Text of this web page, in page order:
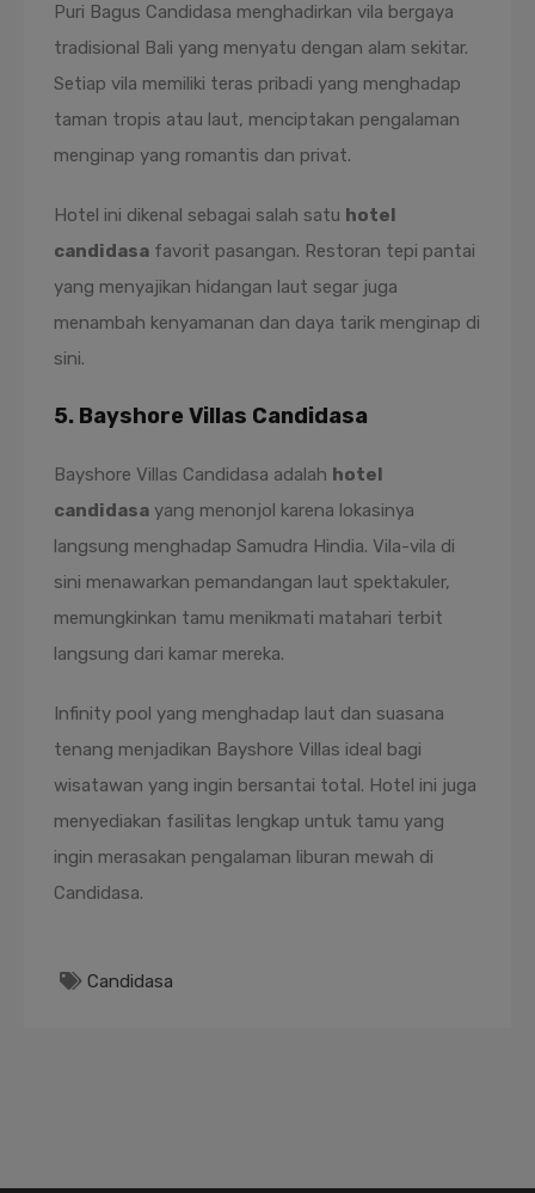
Puri Bagus Candidasa menghadirkan vila bergaya
tradisional Bali yang menyatu dengan alam sekitar.
Setiap vila memiliki teras pribadi yang menghadap
taman tropis atau laut, menciptakan pengalaman
menginap yang romantis dan privat.
Hotel ini dikenal sebagai salah satu hotel
candidasa favorit pasangan. Restoran tepi pantai
yang menyajikan hidangan laut segar juga
menambah kenyamanan dan daya tarik menginap di
sini.
5. Bayshore Villas Candidasa
Bayshore Villas Candidasa adalah hotel
candidasa yang menonjol karena lokasinya
langsung menghadap Samudra Hindia. Vila-vila di
sini menawarkan pemandangan laut spektakuler,
memungkinkan tamu menikmati matahari terbit
langsung dari kamar mereka.
Infinity pool yang menghadap laut dan suasana
tenang menjadikan Bayshore Villas ideal bagi
wisatawan yang ingin bersantai total. Hotel ini juga
menyediakan fasilitas lengkap untuk tamu yang
ingin merasakan pengalaman liburan mewah di
Candidasa.
Candidasa